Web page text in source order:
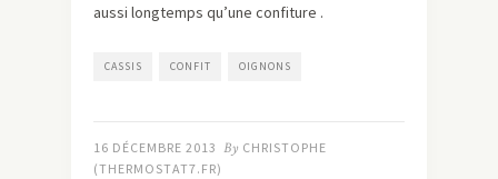
aussi longtemps qu’une confiture .
CASSIS CONFIT OIGNONS
16 DÉCEMBRE 2013 By CHRISTOPHE
(THERMOSTAT7.FR)